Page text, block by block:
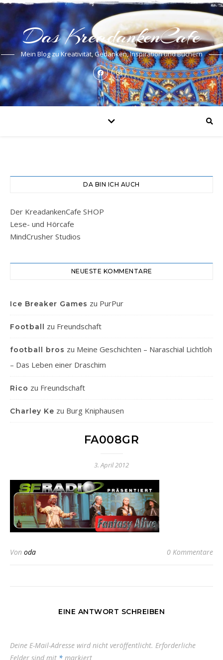
Das KreadankenCafe
Mein Blog zu Kreativität, Gedanken, Inspiration und Büchern
DA BIN ICH AUCH
Der KreadankenCafe SHOP
Lese- und Hörcafe
MindCrusher Studios
NEUESTE KOMMENTARE
Ice Breaker Games zu PurPur
Football zu Freundschaft
football bros zu Meine Geschichten – Naraschial Lichtloh
– Das Leben einer Draschim
Rico zu Freundschaft
Charley Ke zu Burg Kniphausen
FA008GR
3. April 2012
Von oda 0 Kommentare
EINE ANTWORT SCHREIBEN
Deine E-Mail-Adresse wird nicht veröffentlicht. Erforderliche
Felder sind mit * markiert